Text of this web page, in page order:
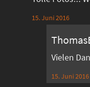
15. Juni 2016
Vielen
15. Juni 2016